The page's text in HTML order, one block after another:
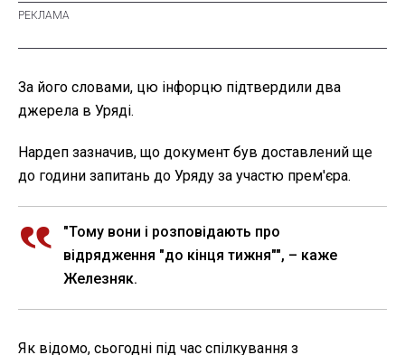
За його словами, цю інфорцю підтвердили два
джерела в Уряді.
Нардеп зазначив, що документ був доставлений ще
до години запитань до Уряду за участю прем'єра.
"Тому вони і розповідають про
відрядження "до кінця тижня"", – каже
Железняк.
Як відомо, сьогодні під час спілкування з